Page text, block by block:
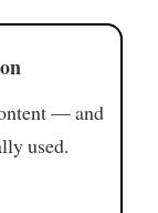
— and
used.